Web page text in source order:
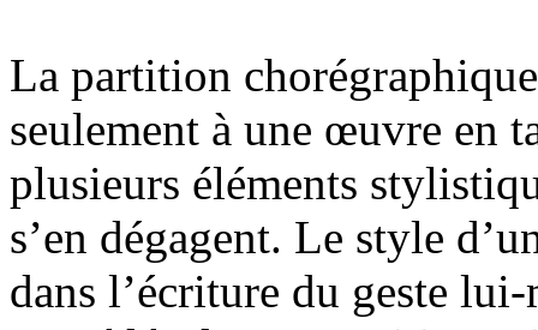
La partition
seulement à une œuvre en
plusieurs éléments
s’en dégagent. Le style
dans l’écriture du geste